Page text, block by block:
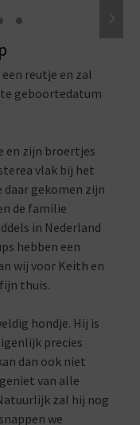
reutje en zal
geboortedatum
en zijn broertjes
vlak bij het
daar gekomen zijn
de familie
in Nederland
hebben een
wij voor Keith en
thuis.
hondje. Hij is
precies
dan ook niet
van alle
zal hij nog
we